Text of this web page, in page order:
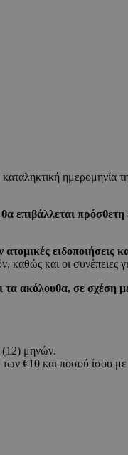
θα επιβάλλεται
ειδοποιήσεις
και οι συνέπειες
ακόλουθα, σε σχέση
(12) μηνών.
€10 και ποσού ίσου